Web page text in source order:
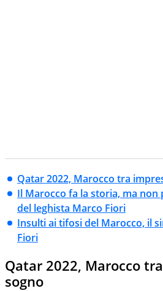
Qatar 2022, Marocco tra
Il Marocco fa la storia, ma
del leghista Marco Fiori
Insulti ai tifosi del Marocco, il
Fiori
Qatar 2022, Marocco
sogno